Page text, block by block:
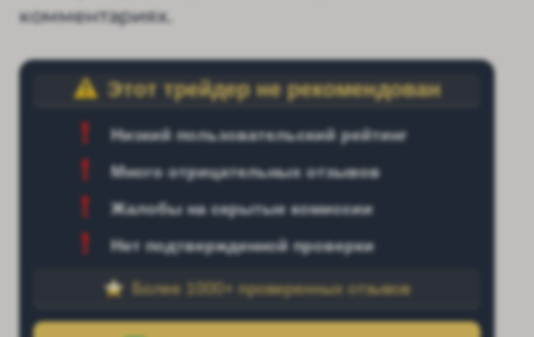
комментариях.
Этот трейдер не рекомендован
Низкий пользовательский рейтинг
Много отрицательных отзывов
Жалобы на скрытые комиссии
Нет подтвержденной проверки
Более 1000+ проверенных отзывов